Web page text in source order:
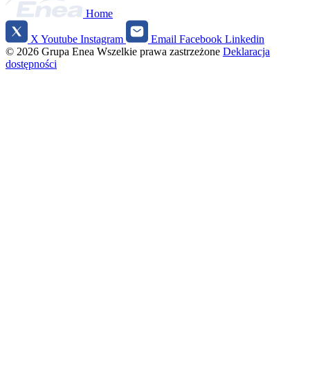
Home
Social
media
X Youtube Instagram Email Facebook Linkedin
© 2026 Grupa Enea Wszelkie prawa zastrzeżone Deklaracja
dostępności